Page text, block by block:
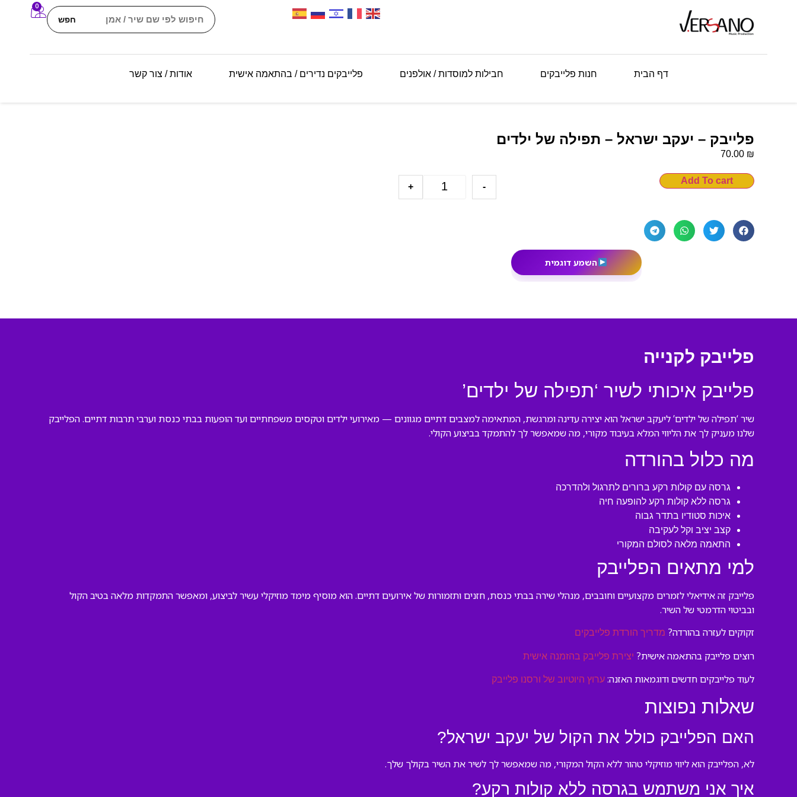
חפש
0
דף הבית חנות פלייבקים חבילות למוסדות / אולפנים פלייבקים נדירים / בהתאמה אישית אודות / צור קשר
פלייבק – יעקב ישראל – תפילה של ילדים
70.00 ₪
-
+
Add To cart
השמע דוגמית
פלייבק לקנייה
פלייבק איכותי לשיר ‘תפילה של ילדים’
שיר ‘תפילה של ילדים’ ליעקב ישראל הוא יצירה עדינה ומרגשת, המתאימה למצבים דתיים מגוונים — מאירועי ילדים וטקסים משפחתיים ועד הופעות בבתי כנסת וערבי תרבות דתיים. הפלייבק
שלנו מעניק לך את הליווי המלא בעיבוד מקורי, מה שמאפשר לך להתמקד בביצוע הקולי.
מה כלול בהורדה
גרסה עם קולות רקע ברורים לתרגול ולהדרכה
גרסה ללא קולות רקע להופעה חיה
איכות סטודיו בתדר גבוה
קצב יציב וקל לעקיבה
התאמה מלאה לסולם המקורי
למי מתאים הפלייבק
פלייבק זה אידיאלי לזמרים מקצועיים וחובבים, מנהלי שירה בבתי כנסת, חזנים ותזמורות של אירועים דתיים. הוא מוסיף מימד מוזיקלי עשיר לביצוע, ומאפשר התמקדות מלאה בטיב הקול
ובביטוי הדרמטי של השיר.
זקוקים לעזרה בהורדה? מדריך הורדת פלייבקים
רוצים פלייבק בהתאמה אישית? יצירת פלייבק בהזמנה אישית
לעוד פלייבקים חדשים ודוגמאות האזנה: ערוץ היוטיוב של ורסנו פלייבק
שאלות נפוצות
האם הפלייבק כולל את הקול של יעקב ישראל?
לא, הפלייבק הוא ליווי מוזיקלי טהור ללא הקול המקורי, מה שמאפשר לך לשיר את השיר בקולך שלך.
איך אני משתמש בגרסה ללא קולות רקע?